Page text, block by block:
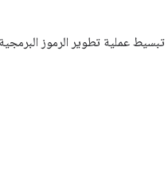
عملية تطوير الرموز البرمجية